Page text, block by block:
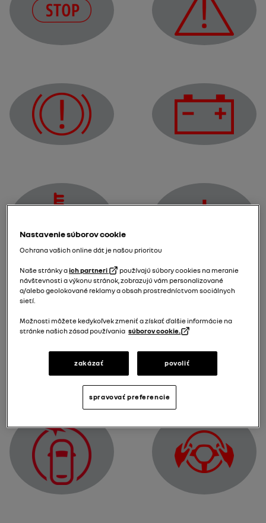
Výstražná kontrolka STOP
Výstražné svetlo
Výstražné svetlo poruchy brzdového systémuKontrolka dobíjania 12
Výstražná kontrolka pre elektrotechnický systém
Kontrolka poruchy elektromotora Výstražná kontrolka
Výstražná kontrolka funkcie „Aktívne núdzové brzdenie“
Kontrolka detekcie
Nastavenie súborov cookie
Ochrana vašich online dát je našou prioritou
Naše stránky aich partneri
používajú súbory cookies na meranie
návštevnosti a výkonu stránok, zobrazujú vám personalizované
a/alebo geolokované reklamy a obsah prostredníctvom sociálnych
sietí.
Možnosti môžete kedykoľvek zmeniť a získať ďalšie informácie na
stránke našich zásad používania súborov cookie.
zakázať povoliť
spravovať preferencie